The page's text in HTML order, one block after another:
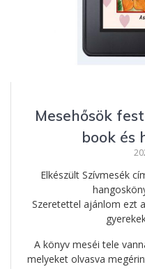
Mesehősök
book és
Elkészült Szívmesék
Szeretettel ajánlom ezt
A könyv meséi tele
melyeket olvasva